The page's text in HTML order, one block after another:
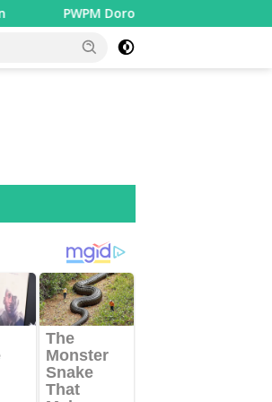
Dorong Pemko Medan Lindungi 16.000